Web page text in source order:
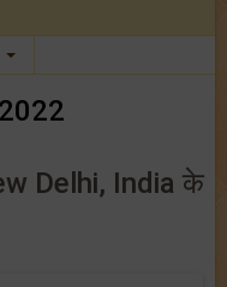
2022
Delhi, India के